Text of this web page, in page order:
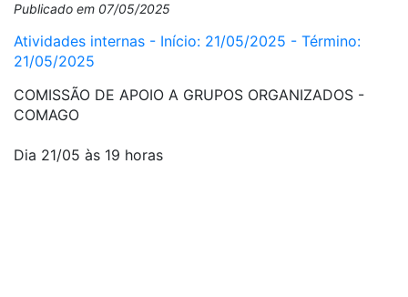
Publicado em 07/05/2025
Atividades internas - Início: 21/05/2025 - Término:
21/05/2025
COMISSÃO DE APOIO A GRUPOS ORGANIZADOS -
COMAGO
Dia 21/05 às 19 horas